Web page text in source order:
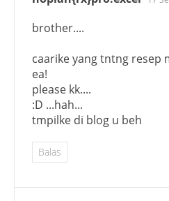
brother....
caarike yang tntng resep
ea!
please kk....
:D ...hah...
tmpilke di blog u beh
Balas